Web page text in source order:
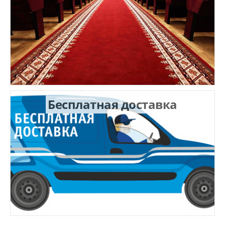
1.0x2.4
1.0x2.45
1.0x2.5
1.0x2.8
1.0x2.85
1.0x2.9
1.0x3.0
1.0x3.5
1.0x3.8
1.0x4.0
1.0x4.1
1.0x4.5
1.0x5.0
1.0x5.5
1.0x6.0
1.15x1.5
Бесплатная доставка